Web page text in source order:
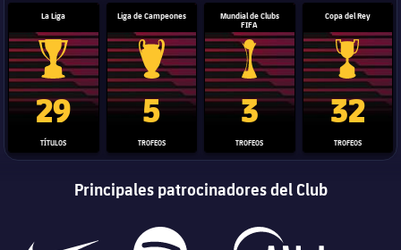
La Liga
Trofeo de La Liga
29
TÍTULOS
Liga de Campeones
Trofeo de la Liga de Campeones
5
TROFEOS
Mundial de Clubs
FIFA
Trofeo del Mundial de
3
TROFEOS
Copa del Rey
Copa del
32
TROFEOS
Principales patrocinadores del Club